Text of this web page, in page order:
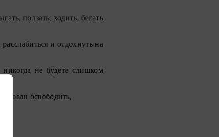
ползать, ходить, бегать
и отдохнуть на
не будете слишком
призван освободить,